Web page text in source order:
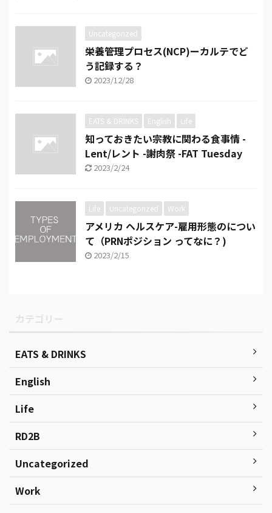
Uncategorized
栄養管理プロセス(NCP)ーカルテでど
う記録する？
2023/12/28
EATS & DRINKS English Life
知っておきたい宗教に関わる食事情 -
Lent/レント -謝肉祭 -FAT Tuesday
2023/2/24
Life Uncategorized Work
アメリカ ヘルスケア-雇用形態のについ
て（PRNポジション ってなに？)
2023/2/15
EATS & DRINKS
English
Life
RD2B
Uncategorized
Work